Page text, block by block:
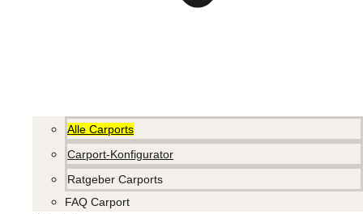
Alle Carports
Carport-Konfigurator
Ratgeber Carports
FAQ Carport